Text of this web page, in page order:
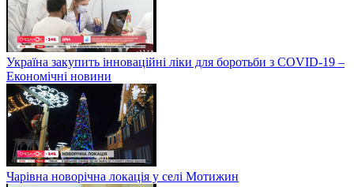
Україна закупить інноваційні ліки для боротьби з COVID-19 –
Економічні новини
Чарівна новорічна локація у селі Мотижин